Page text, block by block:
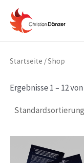
Inhalt
springen
Startseite / Shop
Ergebnisse 1 – 12